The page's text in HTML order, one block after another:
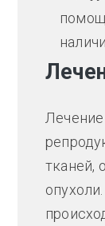
Лечение
тканей,